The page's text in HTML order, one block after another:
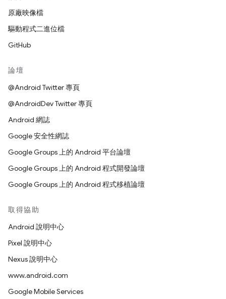
原廠映像檔
驅動程式二進位檔
GitHub
論壇
@Android Twitter 專頁
@AndroidDev Twitter 專頁
Android 網誌
Google 安全性網誌
Google Groups 上的 Android 平台論壇
Google Groups 上的 Android 程式開發論壇
Google Groups 上的 Android 程式移植論壇
取得協助
Android 說明中心
Pixel 說明中心
Nexus 說明中心
www.android.com
Google Mobile Services